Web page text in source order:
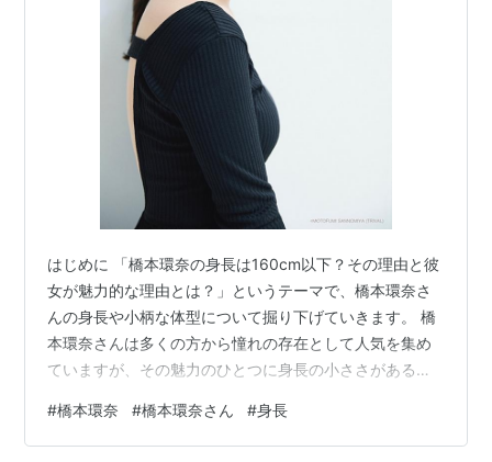
はじめに 「橋本環奈の身長は160cm以下？その理由と彼
女が魅力的な理由とは？」というテーマで、橋本環奈さ
んの身長や小柄な体型について掘り下げていきます。 橋
本環奈さんは多くの方から憧れの存在として人気を集め
ていますが、その魅力のひとつに身長の小ささがあると
や小柄な体型について、その理由や魅力に迫っていきま
す。 橋本環奈の身長はどのくらい？ まず、橋本環奈さん
#橋本環奈 #橋本環奈さん #身長